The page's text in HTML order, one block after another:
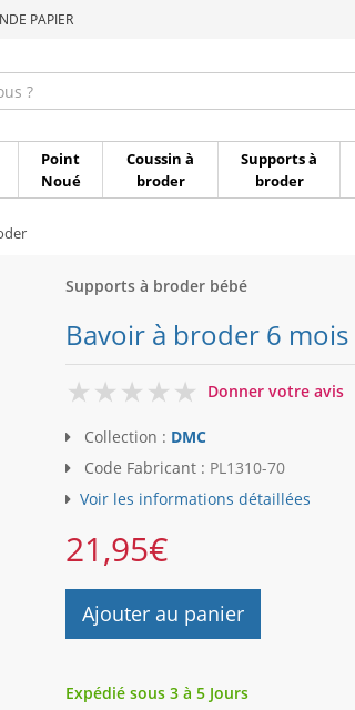
PAPIER
Point
Noué
Coussin à
broder
Supports à
broder
Supports à broder bébé
Bavoir à broder 6
0
Donner votre avis
Collection : DMC
Code Fabricant : PL1310-70
Voir les informations détaillées
21,95€
Ajouter au panier
Expédié sous 3 à 5 Jours